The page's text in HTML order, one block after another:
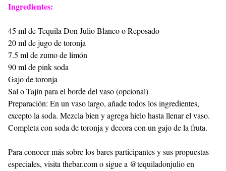
Ingredientes:
45 ml de Tequila Don Julio Blanco o Reposado
20 ml de jugo de toronja
7.5 ml de zumo de limón
90 ml de pink soda
Gajo de toronja
Sal o Tajín para el borde del vaso (opcional)
Preparación: En un vaso largo, añade todos los ingredientes,
excepto la soda. Mezcla bien y agrega hielo hasta llenar el vaso.
Completa con soda de toronja y decora con un gajo de la fruta.
Para conocer más sobre los bares participantes y sus propuestas
especiales, visita thebar.com o sigue a @tequiladonjulio en